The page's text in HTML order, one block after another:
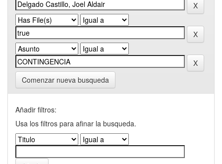
Comenzar nueva busqueda
Añadir filtros:
Usa los filtros para afinar la busqueda.